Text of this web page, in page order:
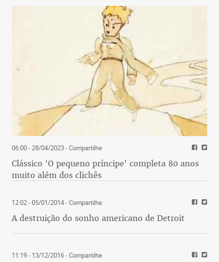
06:00 - 28/04/2023- Compartilhe
Clássico 'O pequeno príncipe' completa 80 anos
muito além dos clichês
12:02 - 05/01/2014- Compartilhe
A destruição do sonho americano de Detroit
11:19 - 13/12/2016- Compartilhe